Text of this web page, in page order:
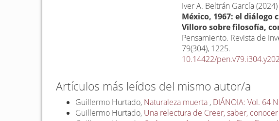
Iver A. Beltrán García (2024)
México, 1967: el diálogo
Villoro sobre filosofía,
Pensamiento. Revista de
79(304), 1225.
10.14422/
Artículos más leídos del mismo autor/a
Guillermo Hurtado, Naturaleza muerta , DIÁNOIA: Vol. 64
Guillermo Hurtado, Una relectura de Creer, saber, conocer